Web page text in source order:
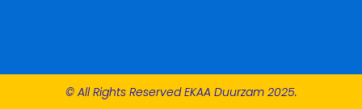
© All Rights Reserved EKAA Duurzam 2025.